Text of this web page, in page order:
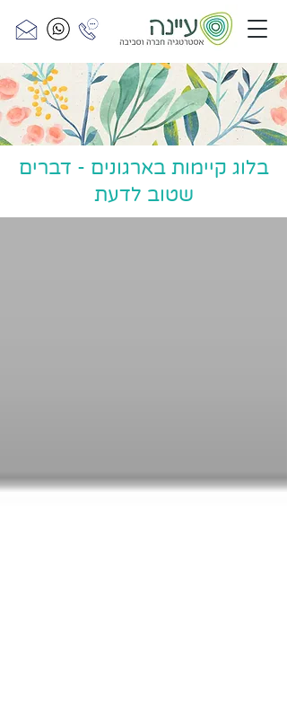
בלוג קיימות בארגונים - דברים
שטוב לדעת